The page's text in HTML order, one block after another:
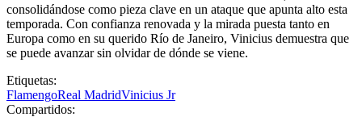
consolidándose como pieza clave en un ataque que apunta alto esta
temporada. Con confianza renovada y la mirada puesta tanto en
Europa como en su querido Río de Janeiro, Vinicius demuestra que
se puede avanzar sin olvidar de dónde se viene.
Etiquetas:
FlamengoReal MadridVinicius Jr
Compartidos: